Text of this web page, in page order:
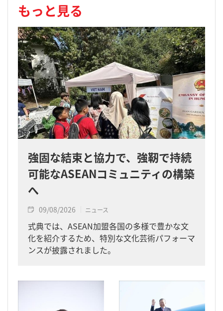
もっと見る
強固な結束と協力で、強靭で持続
可能なASEANコミュニティの構築
へ
09/08/2026 ニュース
式典では、ASEAN加盟各国の多様で豊かな文
化を紹介するため、特別な文化芸術パフォーマ
ンスが披露されました。